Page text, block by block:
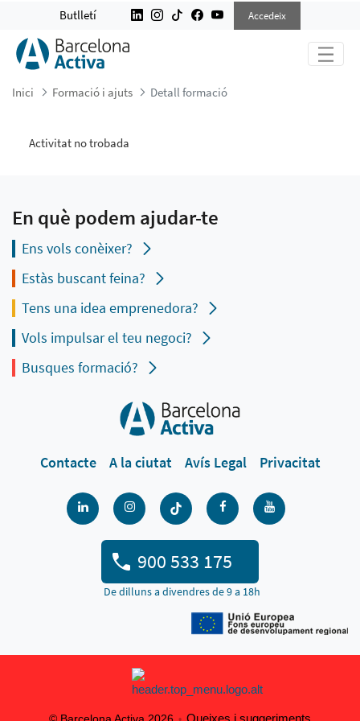
DETALL FORMACIÓ
Butlletí Accedeix
Inici Formació i ajuts Detall formació
Activitat no trobada
En què podem ajudar-te
Ens vols conèixer?
Estàs buscant feina?
Tens una idea emprenedora?
Vols impulsar el teu negoci?
Busques formació?
Contacte A la ciutat Avís Legal Privacitat
900 533 175
De dilluns a divendres de 9 a 18h